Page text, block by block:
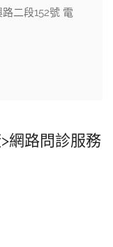
二段152號 電
網路問診服務